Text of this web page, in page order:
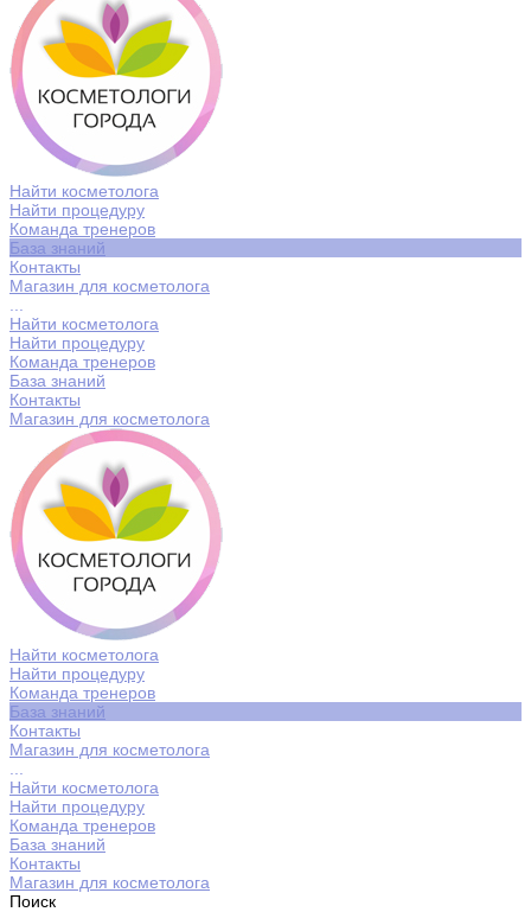
Найти косметолога
Найти процедуру
Команда тренеров
База знаний
Контакты
Магазин для косметолога
Найти косметолога
Найти процедуру
Команда тренеров
База знаний
Контакты
Магазин для косметолога
Найти косметолога
Найти процедуру
Команда тренеров
База знаний
Контакты
Магазин для косметолога
Найти косметолога
Найти процедуру
Команда тренеров
База знаний
Контакты
Магазин для косметолога
Поиск